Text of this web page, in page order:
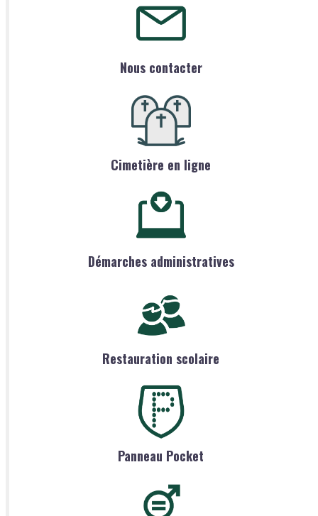
Nous contacter
Cimetière en ligne
Démarches administratives
Restauration scolaire
Panneau Pocket